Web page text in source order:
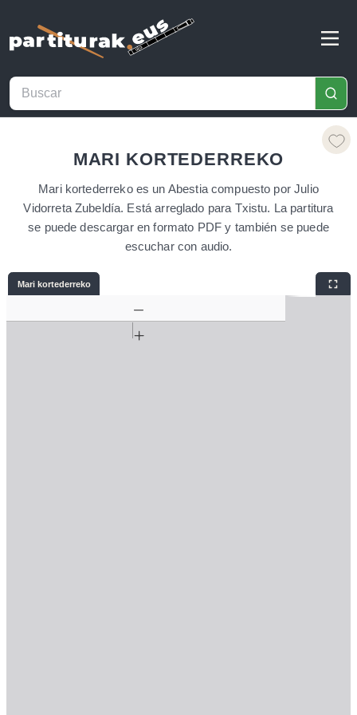
MARI KORTEDERREKO
Mari kortederreko es un Abestia compuesto por Julio
Vidorreta Zubeldía. Está arreglado para Txistu. La partitura
se puede descargar en formato PDF y también se puede
escuchar con audio.
Mari kortederreko